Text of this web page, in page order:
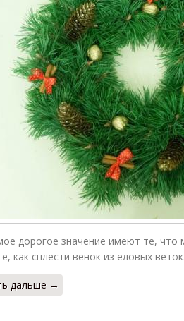
дорогое значение имеют те, что
как сплести венок из еловых веток.
дальше →